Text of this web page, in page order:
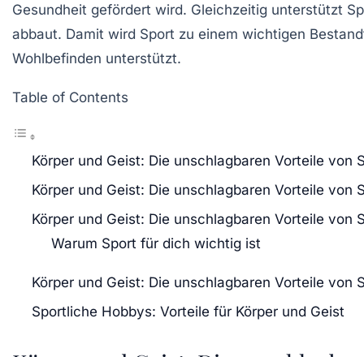
Gesundheit gefördert wird. Gleichzeitig unterstützt
abbaut. Damit wird Sport zu einem wichtigen
Wohlbefinden unterstützt.
Table of Contents
Körper und Geist: Die unschlagbaren Vorteile von
Körper und Geist: Die unschlagbaren Vorteile von
Körper und Geist: Die unschlagbaren Vorteile von
Warum Sport für dich wichtig ist
Körper und Geist: Die unschlagbaren Vorteile von
Sportliche Hobbys: Vorteile für Körper und Geist